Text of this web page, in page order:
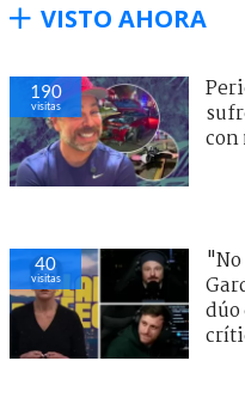
VISTO AHORA
193
visitas
45
visitas
dúo